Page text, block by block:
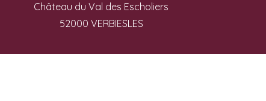
Château du Val des Escholiers
52000 VERBIESLES